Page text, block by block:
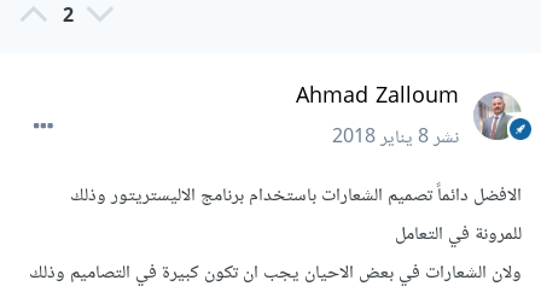
2
Ahmad Zalloum
نشر8 يناير 2018
الافضل دائماً تصميم الشعارات باستخدام برنامج الاليستريتور وذلك
للمرونة في التعامل
ولان الشعارات في بعض الاحيان يجب ان تكون كبيرة في التصاميم وذلك